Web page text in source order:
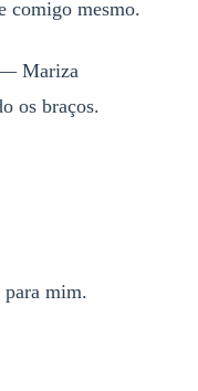
comigo mesmo.
— Mariza
os braços.
mim.